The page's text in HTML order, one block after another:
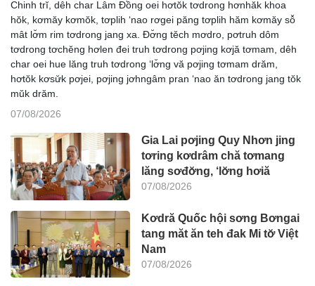
Chinh trĭ, dêh char Lâm Đồng oei hơtŏk tơdrong hơnhăk khoa
hŏk, kơmăy kơmŏk, tơplih ‘nao rơgei păng tơplih hăm kơmăy sô̆
mât lơ̆m rim tơdrong jang xa. Đơ̆ng tĕch mơdro, pơtruh dôm
tơdrong tơchĕng hơlen đei truh tơdrong pơjing kơjă tơmam, dêh
char oei hue lăng truh tơdrong ‘lơ̆ng vă pơjing tơmam drăm,
hơtŏk kơsư̆k pơjei, pơjing jơhngâm pran ‘nao ăn tơdrong jang tŏk
mŭk drăm.
07/08/2026
Gia Lai pơjing Quy Nhơn jing
tơring kơdrâm chă tơmang
lăng sơđơ̆ng, ‘lơ̆ng hơiă
07/08/2026
Kơdră Quốc hội sơng Bơngai
tang măt ăn teh đak Mi tơ̆ Việt
Nam
07/08/2026